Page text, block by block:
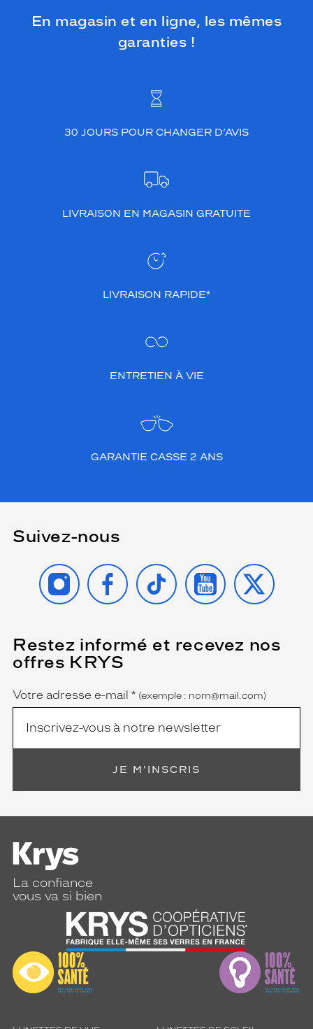
En magasin et en ligne, les mêmes
garanties !
30 JOURS POUR CHANGER D’AVIS
LIVRAISON EN MAGASIN GRATUITE
LIVRAISON RAPIDE*
ENTRETIEN À VIE
GARANTIE CASSE 2 ANS
Suivez-nous
INSTAGRAMFACEBOOK
TIKTOK YOUTUBE
X
Restez informé et recevez nos
offres KRYS
Name
Votre adresse e-mail *
(Ce
champ
est
obligatoire)
(exemple : nom@mail.com)
JE M'INSCRIS
La confiance
vous va si bien